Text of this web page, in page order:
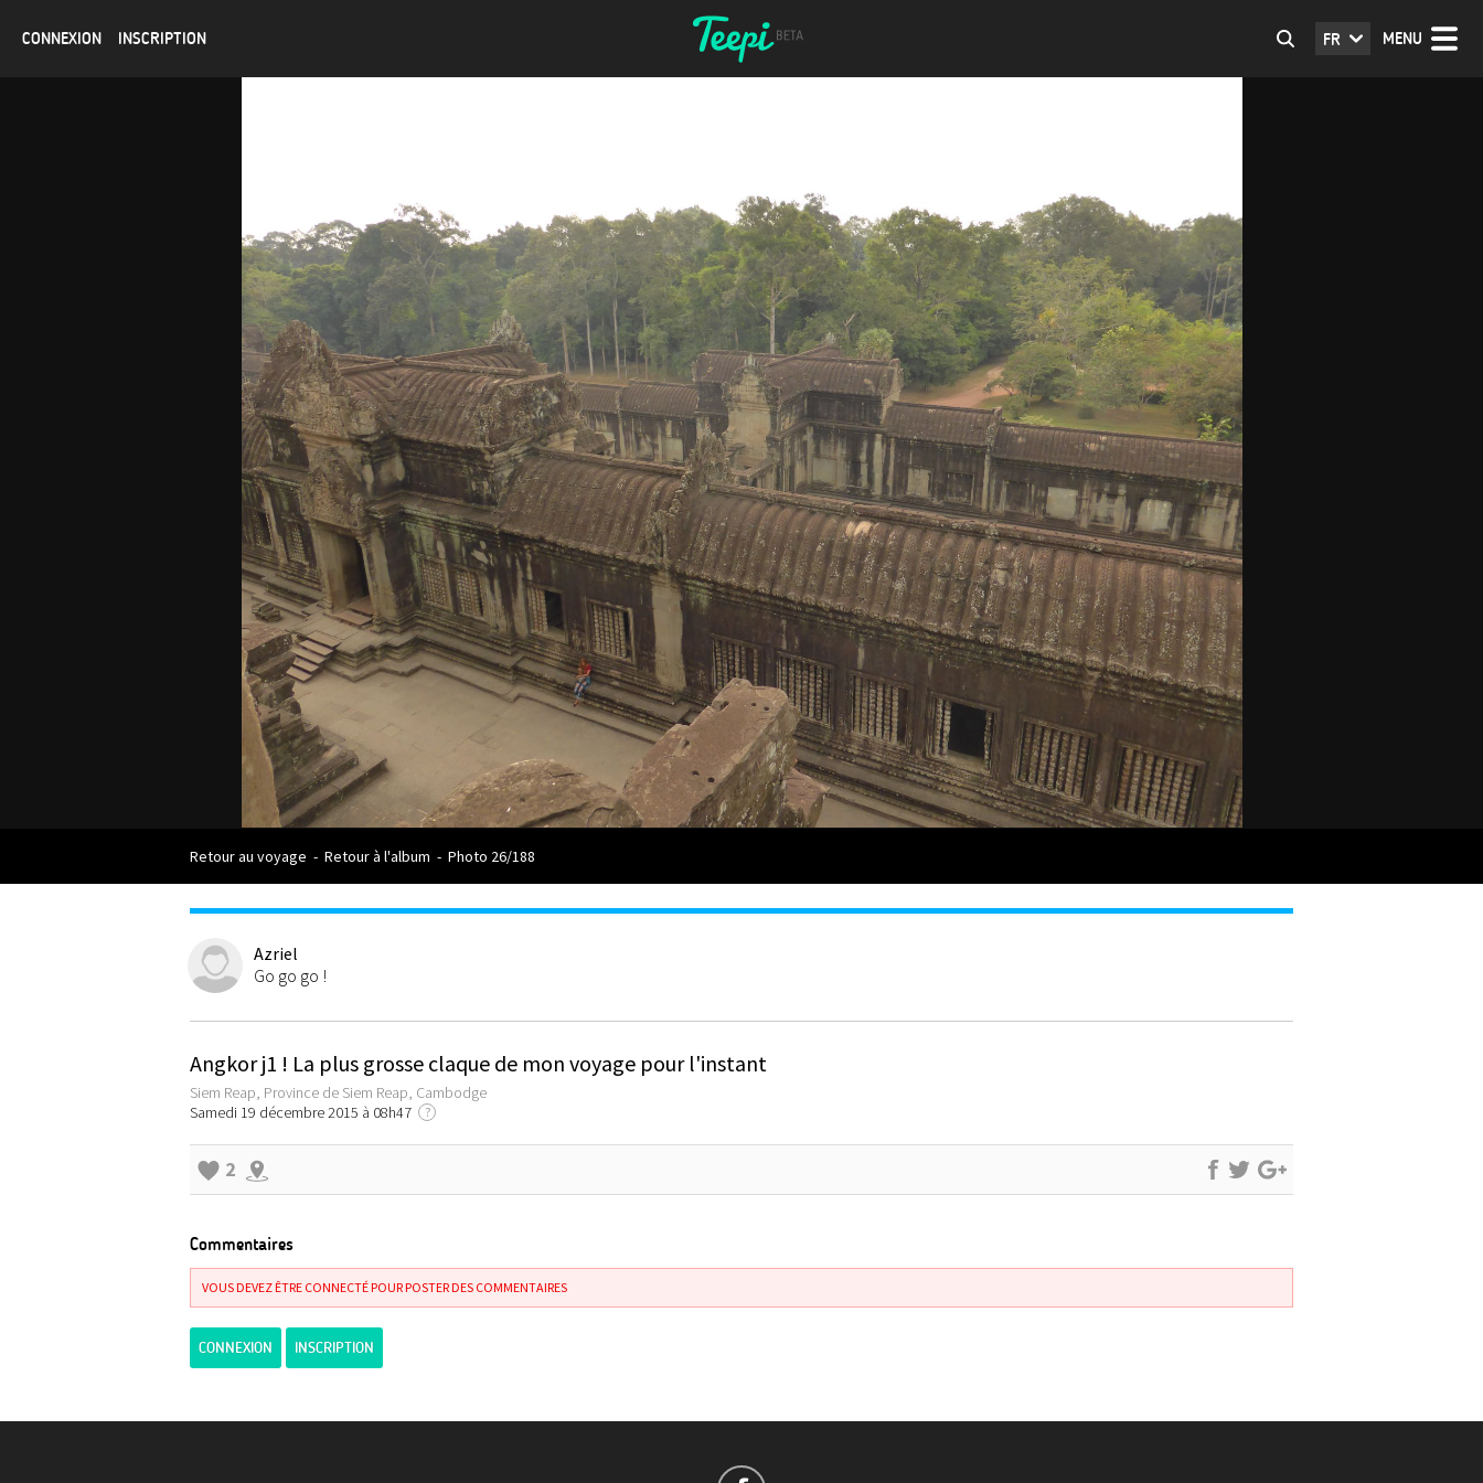
CONNEXION INSCRIPTION MENU
FR
Retour au voyage - Retour à l'album - Photo 26/188
Azriel
Go go go !
Angkor j1 ! La plus grosse claque de mon voyage pour l'instant
Siem Reap, Province de Siem Reap, Cambodge
Samedi 19 décembre 2015 à 08h47
?
2
Commentaires
VOUS DEVEZ ÊTRE CONNECTÉ POUR POSTER DES COMMENTAIRES
CONNEXION INSCRIPTION